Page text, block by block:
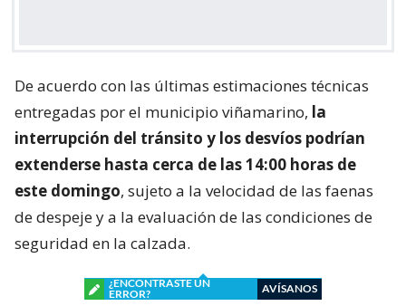
De acuerdo con las últimas estimaciones técnicas
entregadas por el municipio viñamarino, la
interrupción del tránsito y los desvíos podrían
extenderse hasta cerca de las 14:00 horas de
este domingo, sujeto a la velocidad de las faenas
de despeje y a la evaluación de las condiciones de
seguridad en la calzada.
¿ENCONTRASTE UN
ERROR?
AVÍSANOS